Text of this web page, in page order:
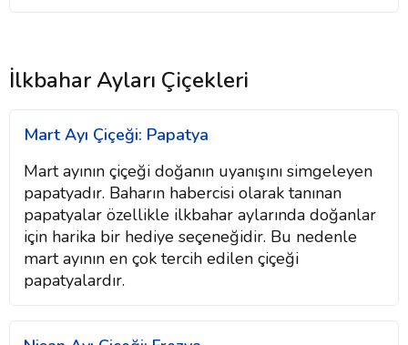
İlkbahar Ayları Çiçekleri
Mart Ayı Çiçeği: Papatya
Mart ayının çiçeği doğanın uyanışını simgeleyen
papatyadır. Baharın habercisi olarak tanınan
papatyalar özellikle ilkbahar aylarında doğanlar
için harika bir hediye seçeneğidir. Bu nedenle
mart ayının en çok tercih edilen çiçeği
papatyalardır.